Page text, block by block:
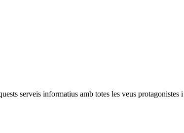
serveis informatius amb totes les veus protagonistes